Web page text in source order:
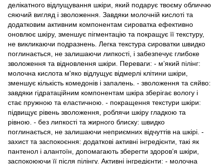
делікатного відлущування шкіри, який подарує твоєму обличчю
сяючий вигляд і зволоження. Завдяки молочній кислоті та
додатковим активним компонентам сироватка ефективно
оновлює шкіру, зменшує пігментацію та покращує її текстуру,
не викликаючи подразнень. Легка текстура сироватки швидко
поглинається, не залишаючи липкості, і забезпечує глибоке
зволоження та відновлення шкіри. Переваги: - м’який пілінг:
молочна кислота м'яко відлущує відмерлі клітини шкіри,
зменшує кількість комедонів і запалень. - зволоження та сяйво:
завдяки гідратаційним компонентам шкіра зберігає вологу і
стає пружною та еластичною. - покращення текстури шкіри:
підвищує рівень зволоження, роблячи шкіру гладкою та
рівною. - без липкості та жирного блиску: швидко
поглинається, не залишаючи неприємних відчуттів на шкірі. -
захист та заспокоєння: додаткові активні інгредієнти, такі як
пантенол і алантоїн, допомагають зберегти здоров’я шкіри,
заспокоюючи її після пілінгу. Активні інгредієнти: - молочна